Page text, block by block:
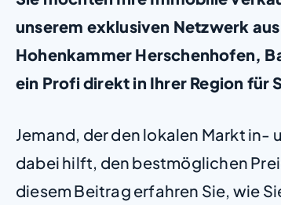
unserem exklusiven Netzwerk
Hohenkammer Herschenhofen,
ein Profi direkt in Ihrer Region für
Jemand, der den lokalen Markt in-
dabei hilft, den bestmöglichen
diesem Beitrag erfahren Sie, wie